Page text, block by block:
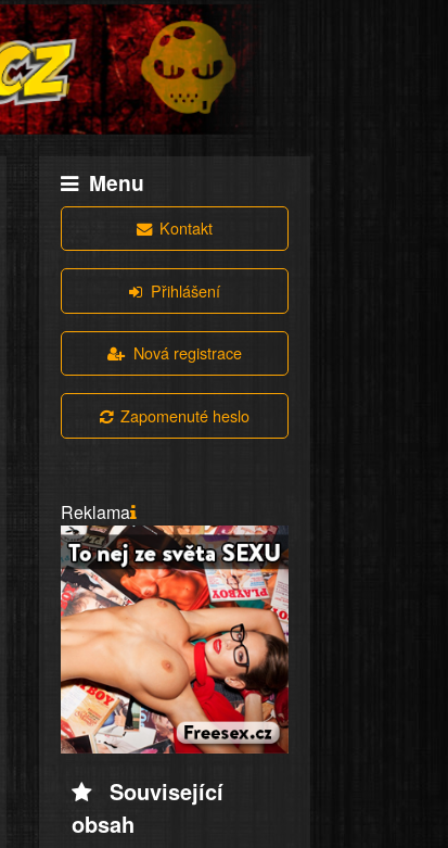
Menu
Kontakt
Přihlášení
Nová registrace
Zapomenuté heslo
Reklama
Související
obsah